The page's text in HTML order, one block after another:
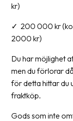
News
Contact
us
kr)
✓ 200 000 kr
2000 kr)
Du har möjlighet
men du förlorar
för detta hittar du
fraktköp.
Gods som inte